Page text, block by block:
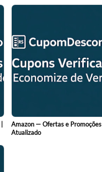
Amazon — Ofertas e Promoções |
Atualizado